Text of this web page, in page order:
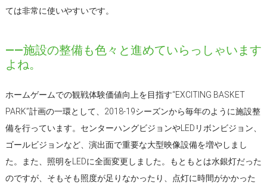
ては非常に使いやすいです。
――施設の整備も色々と進めていらっしゃいます
よね。
ホームゲームでの観戦体験価値向上を目指す“EXCITING BASKET
PARK”計画の一環として、2018-19シーズンから毎年のように施設整
備を行っています。センターハングビジョンやLEDリボンビジョン、
ゴールビジョンなど、演出面で重要な大型映像設備を増やしまし
た。また、照明をLEDに全面変更しました。もともとは水銀灯だった
のですが、そもそも照度が足りなかったり、点灯に時間がかかった